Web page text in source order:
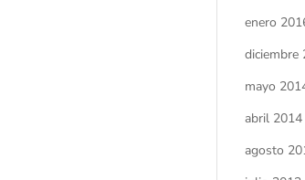
enero
diciembre
mayo
abril 2014
agosto